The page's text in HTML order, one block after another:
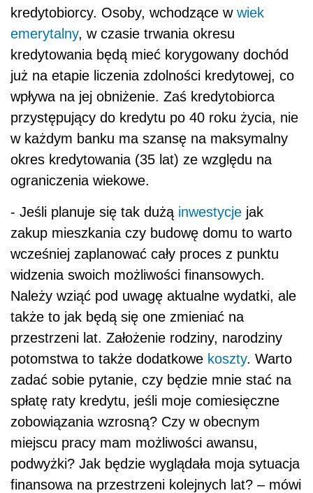
kredytobiorcy. Osoby, wchodzące w wiek
emerytalny, w czasie trwania okresu
kredytowania będą mieć korygowany dochód
już na etapie liczenia zdolności kredytowej, co
wpływa na jej obniżenie. Zaś kredytobiorca
przystępujący do kredytu po 40 roku życia, nie
w każdym banku ma szansę na maksymalny
okres kredytowania (35 lat) ze względu na
ograniczenia wiekowe.
- Jeśli planuje się tak dużą inwestycje jak
zakup mieszkania czy budowę domu to warto
wcześniej zaplanować cały proces z punktu
widzenia swoich możliwości finansowych.
Należy wziąć pod uwagę aktualne wydatki, ale
także to jak będą się one zmieniać na
przestrzeni lat. Założenie rodziny, narodziny
potomstwa to także dodatkowe koszty. Warto
zadać sobie pytanie, czy będzie mnie stać na
spłatę raty kredytu, jeśli moje comiesięczne
zobowiązania wzrosną? Czy w obecnym
miejscu pracy mam możliwości awansu,
podwyżki? Jak będzie wyglądała moja sytuacja
finansowa na przestrzeni kolejnych lat? – mówi